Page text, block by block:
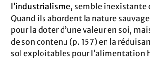
l’industrialisme, semble inexistante
Quand ils abordent la nature
pour la doter d’une valeur en soi,
de son contenu (p. 157) en la
sol exploitables pour l’alimentation